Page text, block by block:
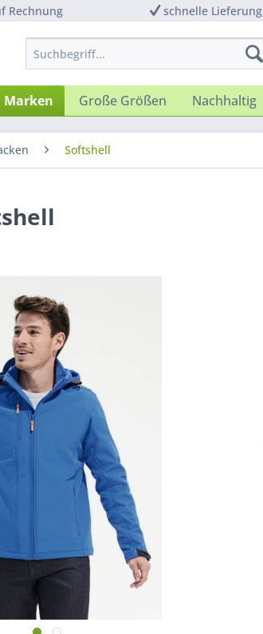
Rechnung schnelle Lieferung
Marken Große Größen Nachhaltig
Softshell